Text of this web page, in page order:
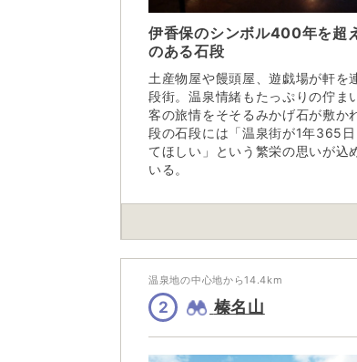
伊香保のシンボル400年を超
のある石段
土産物屋や饅頭屋、遊戯場が軒を
段街。温泉情緒もたっぷりの佇ま
客の旅情をそそるみかげ石が敷か
段の石段には「温泉街が1年365日
てほしい」という繁栄の思いが込
いる。
温泉地の中心地から14.4km
2 榛名山